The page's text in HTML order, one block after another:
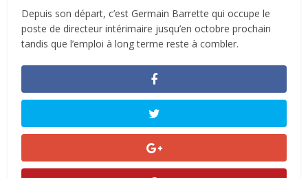
Depuis son départ, c’est Germain Barrette qui occupe le
poste de directeur intérimaire jusqu’en octobre prochain
tandis que l’emploi à long terme reste à combler.